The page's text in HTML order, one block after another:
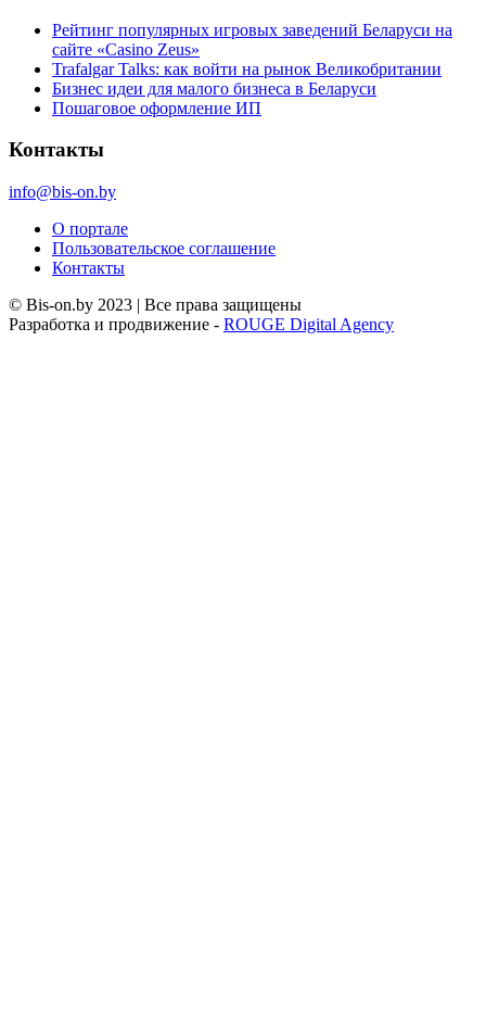
Рейтинг популярных игровых заведений Беларуси на
сайте «Casino Zeus»
Trafalgar Talks: как войти на рынок Великобритании
Бизнес идеи для малого бизнеса в Беларуси
Пошаговое оформление ИП
Контакты
info@bis-on.by
О портале
Пользовательское соглашение
Контакты
© Bis-on.by 2023 | Все права защищены
Разработка и продвижение - ROUGE Digital Agency